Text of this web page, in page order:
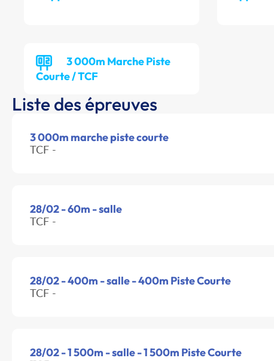
3 000m Marche Piste
Courte / TCF
Liste des épreuves
3 000m marche piste courte
TCF -
28/02 - 60m - salle
TCF -
28/02 - 400m - salle - 400m Piste Courte
TCF -
28/02 - 1 500m - salle - 1 500m Piste Courte